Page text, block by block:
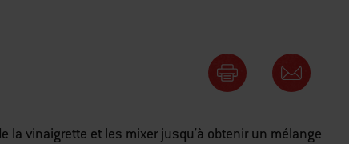
la vinaigrette et les mixer jusqu'à obtenir un mélange